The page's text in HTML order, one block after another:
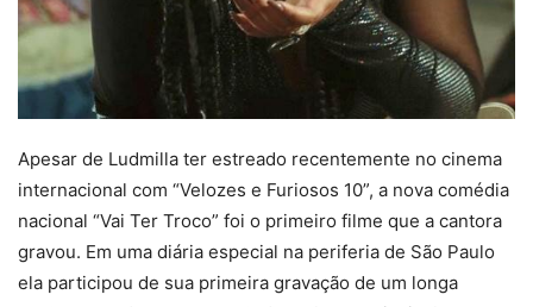
Apesar de Ludmilla ter estreado recentemente no cinema
internacional com “Velozes e Furiosos 10”, a nova comédia
nacional “Vai Ter Troco” foi o primeiro filme que a cantora
gravou. Em uma diária especial na periferia de São Paulo
ela participou de sua primeira gravação de um longa